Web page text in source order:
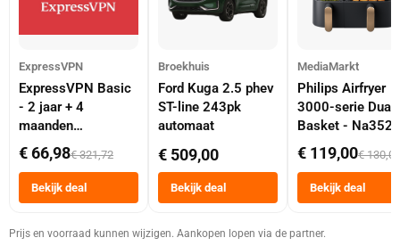
ExpressVPN
ExpressVPN Basic
- 2 jaar + 4
maanden
abonnement
€ 66,98€ 321,72
Bekijk deal
Broekhuis
Ford Kuga 2.5 phev
ST-line 243pk
automaat
€ 509,00
Bekijk deal
MediaMarkt
Philips Airfryer
3000-serie Dual
Basket -
Dubbele Mand 9
Tot 6 Personen
Heteluchtfriteuse
Zwart
€ 119,00€ 130,00
Bekijk deal
Prijs en voorraad kunnen wijzigen. Aankopen lopen via de partner.